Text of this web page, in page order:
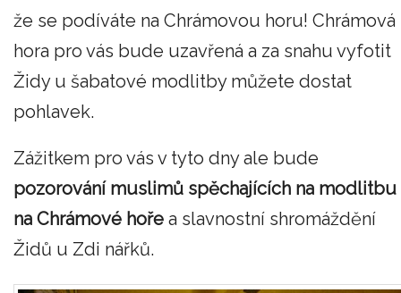
že se podíváte na Chrámovou horu! Chrámová
hora pro vás bude uzavřená a za snahu vyfotit
Židy u šabatové modlitby můžete dostat
pohlavek.
Zážitkem pro vás v tyto dny ale bude
pozorování muslimů spěchajících na modlitbu
na Chrámové hoře a slavnostní shromáždění
Židů u Zdi nářků.